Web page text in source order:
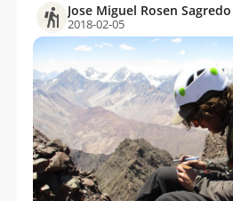
Jose Miguel Rosen Sagredo
2018-02-05